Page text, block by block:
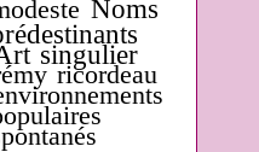
Noms
singulier
ricordeau